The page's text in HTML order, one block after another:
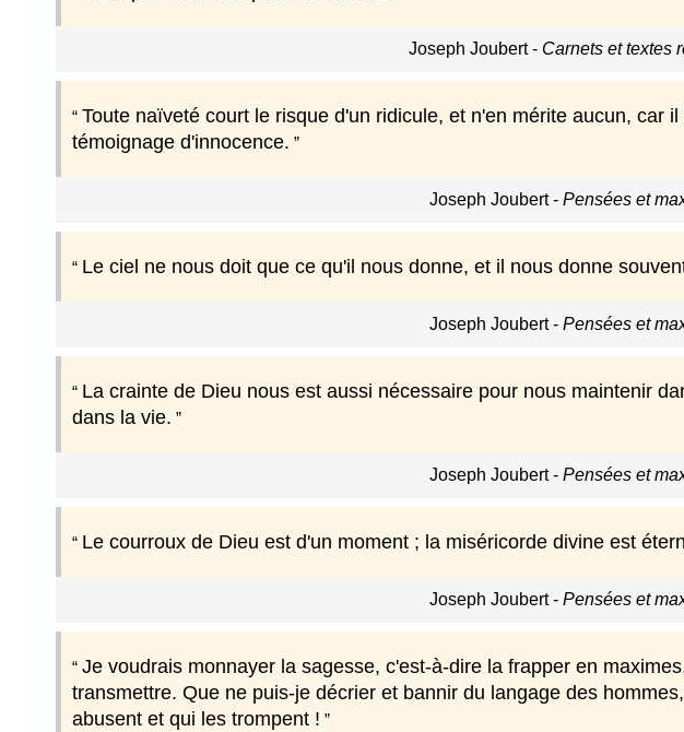
Joseph Joubert- Carnets et textes
Toute naïveté court le risque d'un ridicule, et n'en mérite aucun, car
témoignage d'innocence.
Joseph Joubert- Pensées et
Le ciel ne nous doit que ce qu'il nous donne, et il nous donne
Joseph Joubert- Pensées et
La crainte de Dieu nous est aussi nécessaire pour nous maintenir
dans la vie.
Joseph Joubert- Pensées et
Le courroux de Dieu est d'un moment ; la miséricorde divine est
Joseph Joubert- Pensées et
Je voudrais monnayer la sagesse, c'est-à-dire la frapper en
transmettre. Que ne puis-je décrier et bannir du langage des
abusent et qui les trompent !